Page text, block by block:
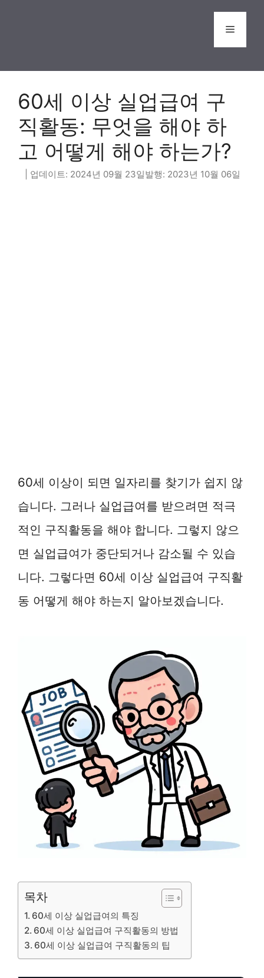
Menu
60세 이상 실업급여 구
직활동: 무엇을 해야 하
고 어떻게 해야 하는가?
2024년 09월 23일 2023년 10월 06일
60세 이상이 되면 일자리를 찾기가 쉽지 않
습니다. 그러나 실업급여를 받으려면 적극
적인 구직활동을 해야 합니다. 그렇지 않으
면 실업급여가 중단되거나 감소될 수 있습
니다. 그렇다면 60세 이상 실업급여 구직활
동 어떻게 해야 하는지 알아보겠습니다.
목차
60세 이상 실업급여의 특징
60세 이상 실업급여 구직활동의 방법
60세 이상 실업급여 구직활동의 팁